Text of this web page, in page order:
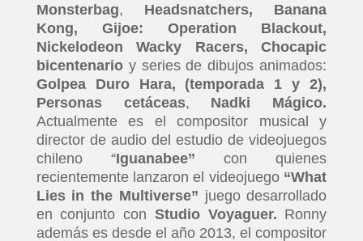
Monsterbag, Headsnatchers, Banana
Kong, Gijoe: Operation Blackout,
Nickelodeon Wacky Racers, Chocapic
bicentenarioy series de dibujos animados:
Golpea Duro Hara, (temporada 1 y 2),
Personas cetáceas, Nadki Mágico.
Actualmente es el compositor musical y
director de audio del estudio de videojuegos
chileno “Iguanabee”con quienes
recientemente lanzaron el videojuego “What
Lies in the Multiverse” juego desarrollado
en conjunto con Studio Voyaguer. Ronny
además es desde el año 2013, el compositor